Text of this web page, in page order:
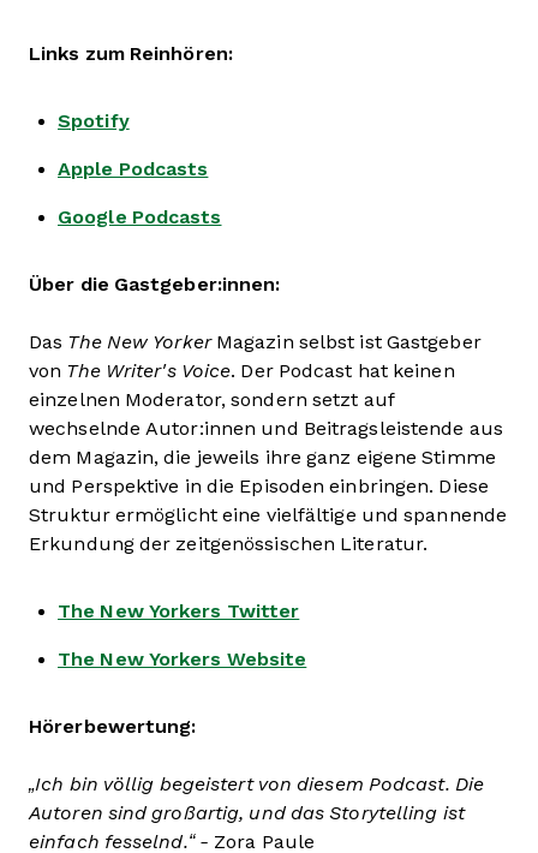
Links zum Reinhören:
Spotify
Apple Podcasts
Google Podcasts
Über die Gastgeber:innen:
Das The New YorkerMagazin selbst ist Gastgeber
von The Writer's Voice. Der Podcast hat keinen
einzelnen Moderator, sondern setzt auf
wechselnde Autor:innen und Beitragsleistende aus
dem Magazin, die jeweils ihre ganz eigene Stimme
und Perspektive in die Episoden einbringen. Diese
Struktur ermöglicht eine vielfältige und spannende
Erkundung der zeitgenössischen Literatur.
The New Yorkers Twitter
The New Yorkers Website
Hörerbewertung:
„Ich bin völlig begeistert von diesem Podcast. Die
Autoren sind großartig, und das Storytelling ist
einfach fesselnd.“ - Zora Paule